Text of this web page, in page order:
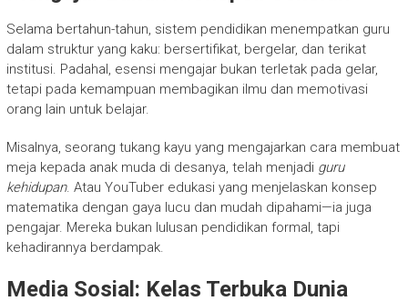
Selama bertahun-tahun, sistem pendidikan menempatkan guru
dalam struktur yang kaku: bersertifikat, bergelar, dan terikat
institusi. Padahal, esensi mengajar bukan terletak pada gelar,
tetapi pada kemampuan membagikan ilmu dan memotivasi
orang lain untuk belajar.
Misalnya, seorang tukang kayu yang mengajarkan cara membuat
meja kepada anak muda di desanya, telah menjadi guru
kehidupan. Atau YouTuber edukasi yang menjelaskan konsep
matematika dengan gaya lucu dan mudah dipahami—ia juga
pengajar. Mereka bukan lulusan pendidikan formal, tapi
kehadirannya berdampak.
Media Sosial: Kelas Terbuka Dunia